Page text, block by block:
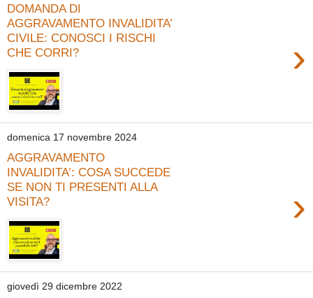
DOMANDA DI
AGGRAVAMENTO INVALIDITA’
CIVILE: CONOSCI I RISCHI
CHE CORRI?
›
domenica 17 novembre 2024
AGGRAVAMENTO
INVALIDITA’: COSA SUCCEDE
SE NON TI PRESENTI ALLA
VISITA?
›
giovedì 29 dicembre 2022